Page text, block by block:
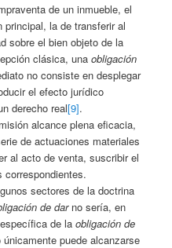
de un inmueble, el
la de transferir al
sobre el bien objeto de la
clásica, unaobligación
no consiste en desplegar
el efecto jurídico
derecho real[9].
alcance plena eficacia,
de actuaciones materiales
al acto de venta, suscribir el
correspondientes.
sectores de la doctrina
de darno sería, en
de laobligación de
puede alcanzarse